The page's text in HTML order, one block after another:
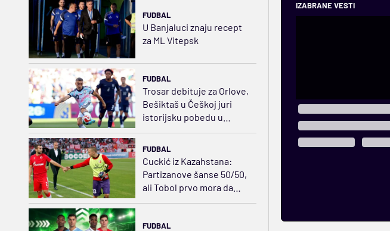
FUDBAL
U Banjaluci znaju recept
za ML Vitepsk
FUDBAL
Trosar debituje za Orlove,
Bešiktaš u Češkoj juri
istorijsku pobedu u
Evropi
FUDBAL
Cuckić iz Kazahstana:
Partizanove šanse 50/50,
ali Tobol prvo mora da
FUDBAL
IZABRANE VESTI